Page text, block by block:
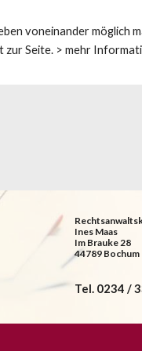
voneinander möglich
zur Seite. > mehr
Ines Maas
Im Brauke 28
44789 Bochum
Tel. 0234 /